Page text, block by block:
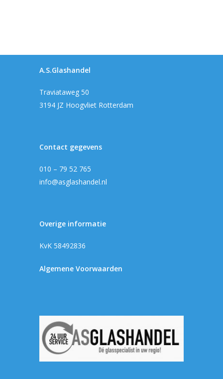
A.S.Glashandel
Traviataweg 50
3194 JZ Hoogvliet Rotterdam
Contact gegevens
010 – 79 52 765
info@asglashandel.nl
Overige informatie
KvK 58492836
Algemene Voorwaarden